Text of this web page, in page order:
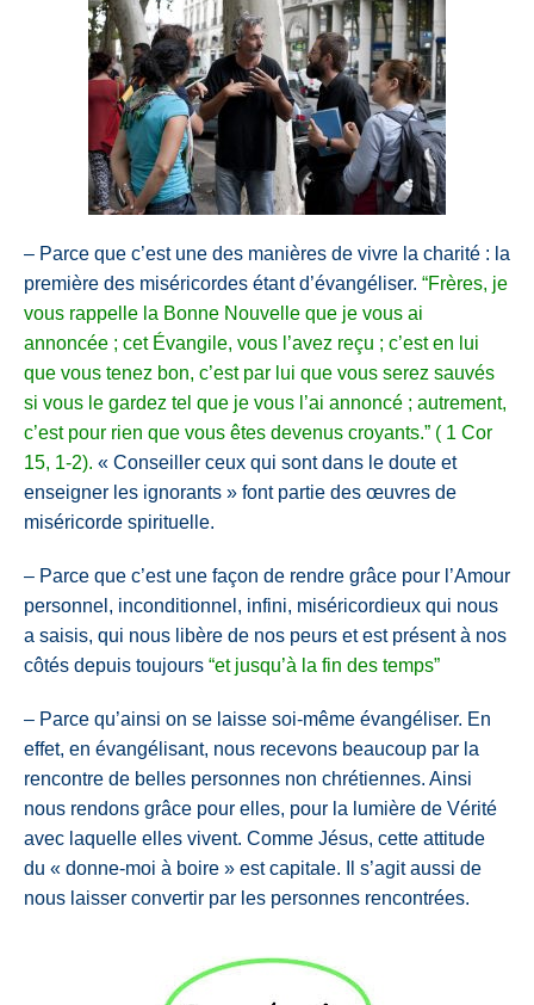
– Parce que c’est une des manières de vivre la charité : la
première des miséricordes étant d’évangéliser. “Frères, je
vous rappelle la Bonne Nouvelle que je vous ai
annoncée ; cet Évangile, vous l’avez reçu ; c’est en lui
que vous tenez bon, c’est par lui que vous serez sauvés
si vous le gardez tel que je vous l’ai annoncé ; autrement,
c’est pour rien que vous êtes devenus croyants.” ( 1 Cor
15, 1-2). « Conseiller ceux qui sont dans le doute et
enseigner les ignorants » font partie des œuvres de
miséricorde spirituelle.
– Parce que c’est une façon de rendre grâce pour l’Amour
personnel, inconditionnel, infini, miséricordieux qui nous
a saisis, qui nous libère de nos peurs et est présent à nos
côtés depuis toujours “et jusqu’à la fin des temps”
– Parce qu’ainsi on se laisse soi-même évangéliser. En
effet, en évangélisant, nous recevons beaucoup par la
rencontre de belles personnes non chrétiennes. Ainsi
nous rendons grâce pour elles, pour la lumière de Vérité
avec laquelle elles vivent. Comme Jésus, cette attitude
du « donne-moi à boire » est capitale. Il s’agit aussi de
nous laisser convertir par les personnes rencontrées.